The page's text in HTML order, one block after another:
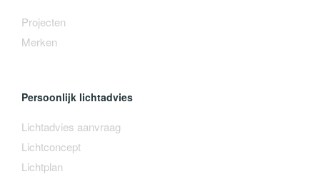
Projecten
Merken
Persoonlijk lichtadvies
Lichtadvies aanvraag
Lichtconcept
Lichtplan